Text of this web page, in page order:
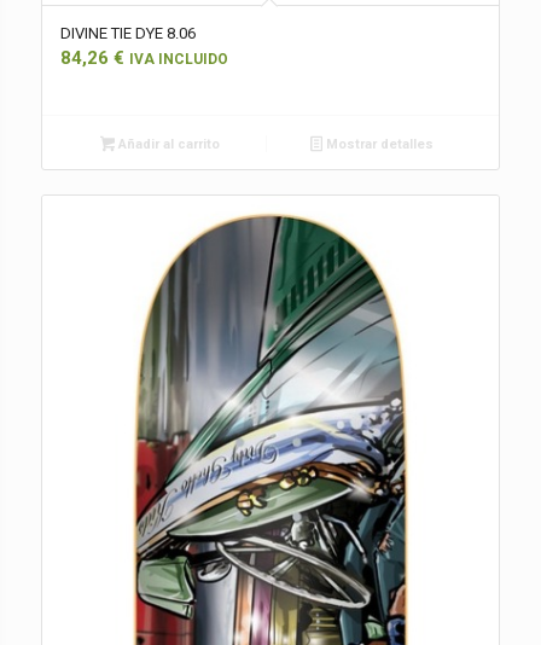
DIVINE TIE DYE 8.06
84,26 € IVA INCLUIDO
Añadir al carrito Mostrar detalles